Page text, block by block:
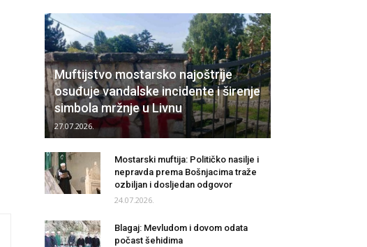
Muftijstvo mostarsko najoštrije
osuđuje vandalske incidente i širenje
simbola mržnje u Livnu
27.07.2026.
Mostarski muftija: Političko nasilje i
nepravda prema Bošnjacima traže
ozbiljan i dosljedan odgovor
24.07.2026.
Blagaj: Mevludom i dovom odata
počast šehidima